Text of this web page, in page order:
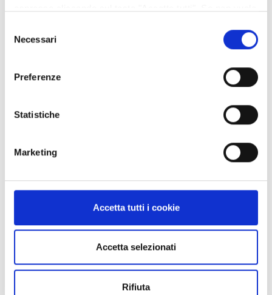
tasto "Rifiuta".
delNecessari
Preferenze
Statistiche
Marketing
Accetta tutti i cookie
Accetta selezionati
Rifiuta
Dialogo con il pubblico sulla pericolosa diffusione del gioco
autori de Il Circo delle Illusioni, progetto di prevenzione al
Ore 21 Centro di volontariato Kaleidos di Poviglio